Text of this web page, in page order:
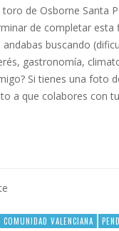
toro de Osborne Santa
de completar esta
buscando
gastronomía,
Si tienes una foto
a que colabores con
COMUNIDAD VALENCIANA